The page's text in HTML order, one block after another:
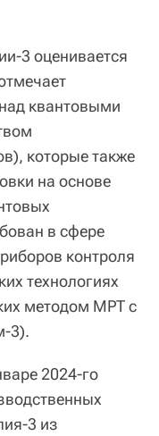
3 оценивается
квантовыми
которые также
на основе
в сфере
контроля
технологиях
методом МРТ с
3).
2024-го
3 из